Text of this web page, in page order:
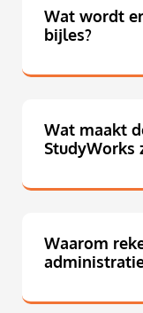
Wat wordt
bijles?
Wat maakt
StudyWorks
Waarom